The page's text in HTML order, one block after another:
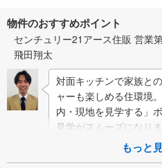
物件のおすすめポイント
センチュリー21アース住販 営業
飛田翔太
対面キッチンで家族と
ャーも楽しめる住環境
内・現地を見学する」
見学がスムーズになり
住販のポイント】◆セ
もっと